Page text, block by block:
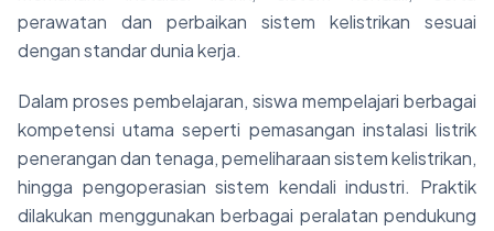
perawatan dan perbaikan sistem kelistrikan sesuai
dengan standar dunia kerja.
Dalam proses pembelajaran, siswa mempelajari berbagai
kompetensi utama seperti pemasangan instalasi listrik
penerangan dan tenaga, pemeliharaan sistem kelistrikan,
hingga pengoperasian sistem kendali industri. Praktik
dilakukan menggunakan berbagai peralatan pendukung